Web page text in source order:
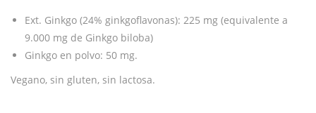
Ext. Ginkgo (24% ginkgoflavonas): 225 mg (equivalente a
9.000 mg de Ginkgo biloba)
Ginkgo en polvo: 50 mg.
Vegano, sin gluten, sin lactosa.